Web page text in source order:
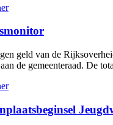
geld van de
de gemeenteraad. De